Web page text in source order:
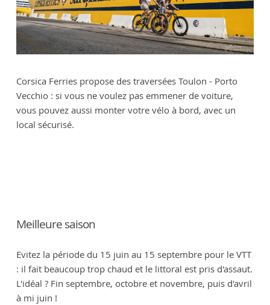
Corsica Ferries propose des traversées Toulon - Porto
Vecchio : si vous ne voulez pas emmener de voiture,
vous pouvez aussi monter votre vélo à bord, avec un
local sécurisé.
Meilleure saison
Evitez la période du 15 juin au 15 septembre pour le VTT
: il fait beaucoup trop chaud et le littoral est pris d'assaut.
L'idéal ? Fin septembre, octobre et novembre, puis d'avril
à mi juin !